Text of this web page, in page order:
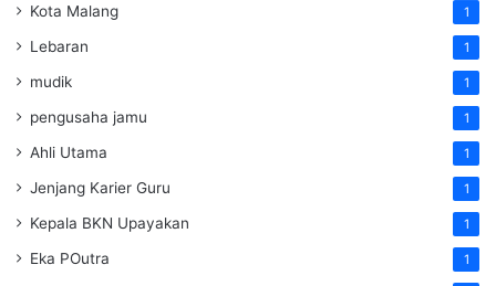
Kota Malang 1
Lebaran 1
mudik 1
pengusaha jamu 1
Ahli Utama 1
Jenjang Karier Guru 1
Kepala BKN Upayakan 1
Eka POutra 1